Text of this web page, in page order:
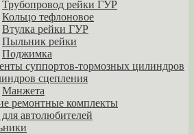
Трубопровод рейки ГУР
Кольцо тефлоновое
Втулка рейки ГУР
Пыльник рейки
Поджимка
суппортов-тормозных цилиндров
сцепления
Манжета
ремонтные комплекты
автолюбителей